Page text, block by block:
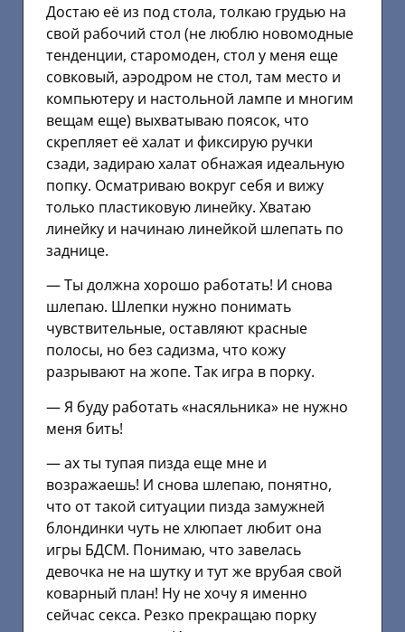
Достаю её из под стола, толкаю грудью на
свой рабочий стол (не люблю новомодные
тенденции, старомоден, стол у меня еще
совковый, аэродром не стол, там место и
компьютеру и настольной лампе и многим
вещам еще) выхватываю поясок, что
скрепляет её халат и фиксирую ручки
сзади, задираю халат обнажая идеальную
попку. Осматриваю вокруг себя и вижу
только пластиковую линейку. Хватаю
линейку и начинаю линейкой шлепать по
заднице.
— Ты должна хорошо работать! И снова
шлепаю. Шлепки нужно понимать
чувствительные, оставляют красные
полосы, но без садизма, что кожу
разрывают на жопе. Так игра в порку.
— Я буду работать «насяльника» не нужно
меня бить!
— ах ты тупая пизда еще мне и
возражаешь! И снова шлепаю, понятно,
что от такой ситуации пизда замужней
блондинки чуть не хлюпает любит она
игры БДСМ. Понимаю, что завелась
девочка не на шутку и тут же врубая свой
коварный план! Ну не хочу я именно
сейчас секса. Резко прекращаю порку